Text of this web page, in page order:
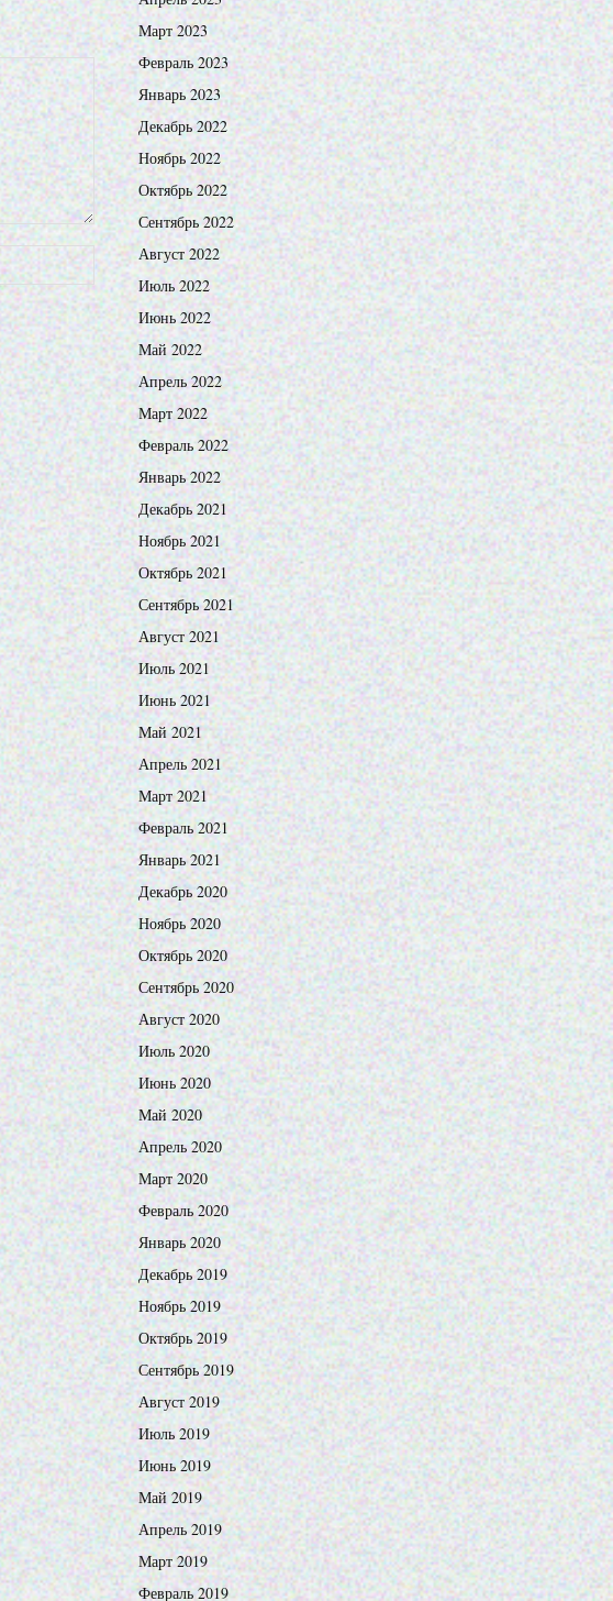
Март 2023
Февраль 2023
Январь 2023
Декабрь 2022
Ноябрь 2022
Октябрь 2022
Сентябрь 2022
Август 2022
Июль 2022
Июнь 2022
Май 2022
Апрель 2022
Март 2022
Февраль 2022
Январь 2022
Декабрь 2021
Ноябрь 2021
Октябрь 2021
Сентябрь 2021
Август 2021
Июль 2021
Июнь 2021
Май 2021
Апрель 2021
Март 2021
Февраль 2021
Январь 2021
Декабрь 2020
Ноябрь 2020
Октябрь 2020
Сентябрь 2020
Август 2020
Июль 2020
Июнь 2020
Май 2020
Апрель 2020
Март 2020
Февраль 2020
Январь 2020
Декабрь 2019
Ноябрь 2019
Октябрь 2019
Сентябрь 2019
Август 2019
Июль 2019
Июнь 2019
Май 2019
Апрель 2019
Март 2019
Февраль 2019